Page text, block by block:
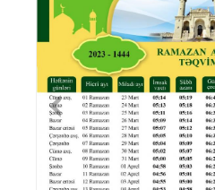
Previous